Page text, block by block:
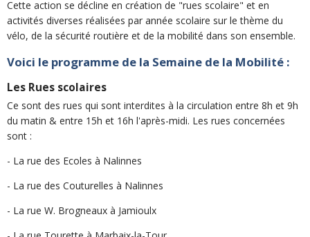
Cette action se décline en création de "rues scolaire" et en
activités diverses réalisées par année scolaire sur le thème du
vélo, de la sécurité routière et de la mobilité dans son ensemble.
Voici le programme de la Semaine de la Mobilité :
Les Rues scolaires
Ce sont des rues qui sont interdites à la circulation entre 8h et 9h
du matin & entre 15h et 16h l'après-midi. Les rues concernées
sont :
- La rue des Ecoles à Nalinnes
- La rue des Couturelles à Nalinnes
- La rue W. Brogneaux à Jamioulx